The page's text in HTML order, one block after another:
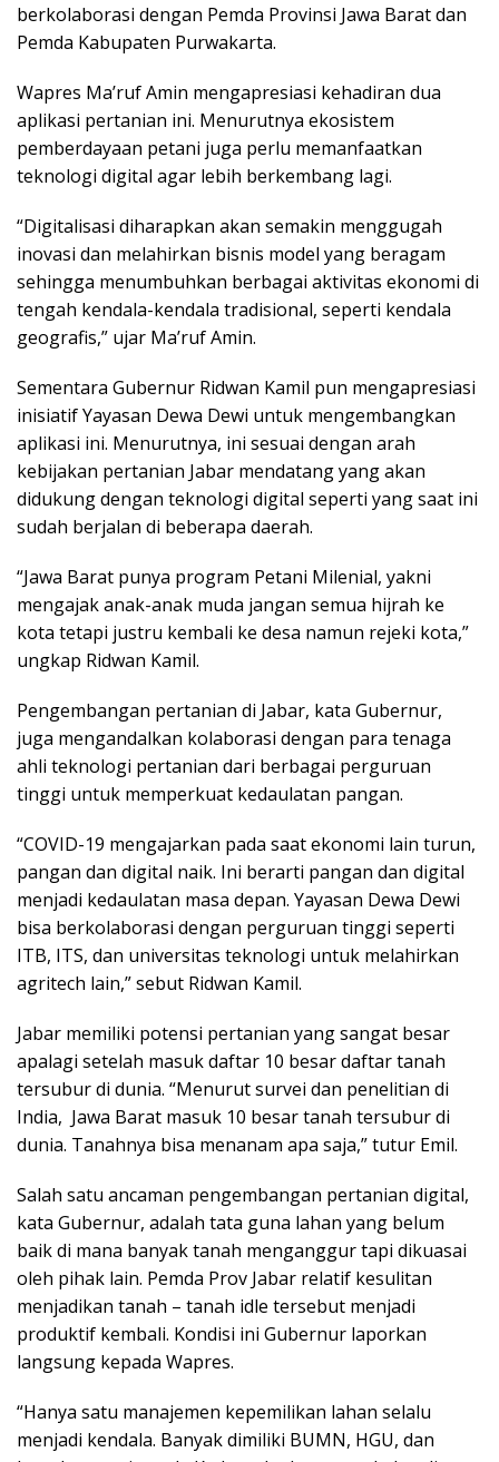
berkolaborasi dengan Pemda Provinsi Jawa Barat dan
Pemda Kabupaten Purwakarta.
Wapres Ma’ruf Amin mengapresiasi kehadiran dua
aplikasi pertanian ini. Menurutnya ekosistem
pemberdayaan petani juga perlu memanfaatkan
teknologi digital agar lebih berkembang lagi.
“Digitalisasi diharapkan akan semakin menggugah
inovasi dan melahirkan bisnis model yang beragam
sehingga menumbuhkan berbagai aktivitas ekonomi di
tengah kendala-kendala tradisional, seperti kendala
geografis,” ujar Ma’ruf Amin.
Sementara Gubernur Ridwan Kamil pun mengapresiasi
inisiatif Yayasan Dewa Dewi untuk mengembangkan
aplikasi ini. Menurutnya, ini sesuai dengan arah
kebijakan pertanian Jabar mendatang yang akan
didukung dengan teknologi digital seperti yang saat ini
sudah berjalan di beberapa daerah.
“Jawa Barat punya program Petani Milenial, yakni
mengajak anak-anak muda jangan semua hijrah ke
kota tetapi justru kembali ke desa namun rejeki kota,”
ungkap Ridwan Kamil.
Pengembangan pertanian di Jabar, kata Gubernur,
juga mengandalkan kolaborasi dengan para tenaga
ahli teknologi pertanian dari berbagai perguruan
tinggi untuk memperkuat kedaulatan pangan.
“COVID-19 mengajarkan pada saat ekonomi lain turun,
pangan dan digital naik. Ini berarti pangan dan digital
menjadi kedaulatan masa depan. Yayasan Dewa Dewi
bisa berkolaborasi dengan perguruan tinggi seperti
ITB, ITS, dan universitas teknologi untuk melahirkan
agritech lain,” sebut Ridwan Kamil.
Jabar memiliki potensi pertanian yang sangat besar
apalagi setelah masuk daftar 10 besar daftar tanah
tersubur di dunia. “Menurut survei dan penelitian di
India, Jawa Barat masuk 10 besar tanah tersubur di
dunia. Tanahnya bisa menanam apa saja,” tutur Emil.
Salah satu ancaman pengembangan pertanian digital,
kata Gubernur, adalah tata guna lahan yang belum
baik di mana banyak tanah menganggur tapi dikuasai
oleh pihak lain. Pemda Prov Jabar relatif kesulitan
menjadikan tanah – tanah idle tersebut menjadi
produktif kembali. Kondisi ini Gubernur laporkan
langsung kepada Wapres.
“Hanya satu manajemen kepemilikan lahan selalu
menjadi kendala. Banyak dimiliki BUMN, HGU, dan